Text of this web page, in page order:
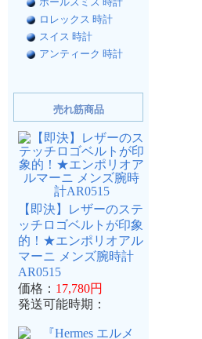
ロレックス 時計
スイス 時計
アンティーク 時計
売れ筋商品
【即決】レザーのステ
ッチロゴベルトが印象
的！★エンポリオアル
マーニ メンズ腕時計
AR0515
価格： 17,780円
発送可能時期：